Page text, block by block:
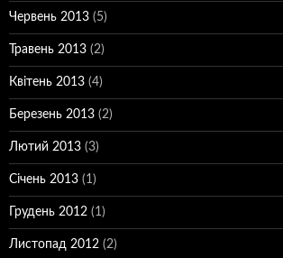
Червень 2013 (5)
Травень 2013 (2)
Квітень 2013 (4)
Березень 2013 (2)
Лютий 2013 (3)
Січень 2013 (1)
Грудень 2012 (1)
Листопад 2012 (2)